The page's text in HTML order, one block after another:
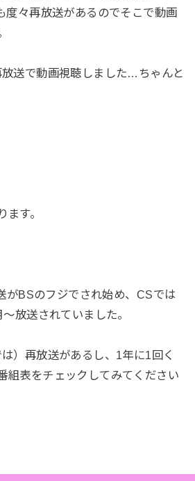
度々再放送があるのでそこで動画
送で動画視聴しました…ちゃんと
す。
がBSのフジでされ始め、CSでは
放送されていました。
）再放送があるし、1年に1回く
組表をチェックしてみてください